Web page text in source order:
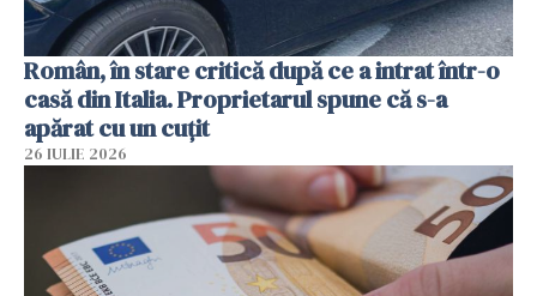
Român, în stare critică după ce a intrat într-o
casă din Italia. Proprietarul spune că s-a
apărat cu un cuțit
26 IULIE 2026